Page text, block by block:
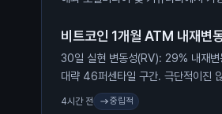
비트코인 1개월 ATM 내재변
30일 실현 변동성(RV): 29% 내재
대략 46퍼센타일 구간. 극단적이진
움직임을 프라이싱 중. 여기서 실현
4시간 전 중립적